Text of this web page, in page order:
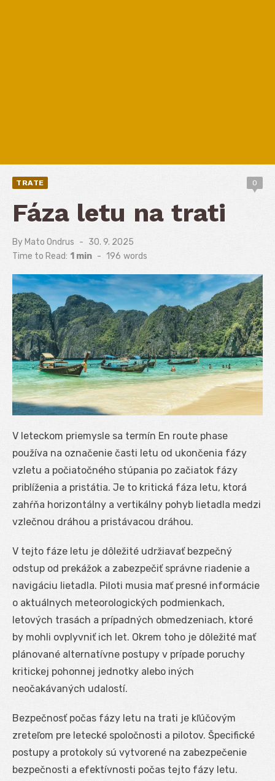
TRATE 0
Fáza letu na trati
By Mato Ondrus
Posted
on
30. 9. 2025
Time to Read: 1 min - 196 words
V leteckom priemysle sa termín En route phase
používa na označenie časti letu od ukončenia fázy
vzletu a počiatočného stúpania po začiatok fázy
priblíženia a pristátia. Je to kritická fáza letu, ktorá
zahŕňa horizontálny a vertikálny pohyb lietadla medzi
vzlečnou dráhou a pristávacou dráhou.
V tejto fáze letu je dôležité udržiavať bezpečný
odstup od prekážok a zabezpečiť správne riadenie a
navigáciu lietadla. Piloti musia mať presné informácie
o aktuálnych meteorologických podmienkach,
letových trasách a prípadných obmedzeniach, ktoré
by mohli ovplyvniť ich let. Okrem toho je dôležité mať
plánované alternatívne postupy v prípade poruchy
kritickej pohonnej jednotky alebo iných
neočakávaných udalostí.
Bezpečnosť počas fázy letu na trati je kľúčovým
zreteľom pre letecké spoločnosti a pilotov. Špecifické
postupy a protokoly sú vytvorené na zabezpečenie
bezpečnosti a efektívnosti počas tejto fázy letu.